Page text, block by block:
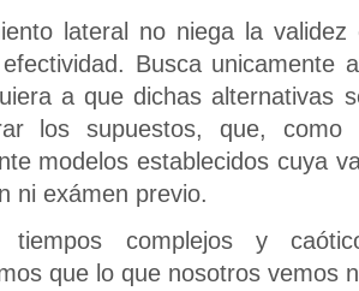
lateral no niega la
Busca unicamente
a que dichas alternativas
los supuestos, que,
modelos establecidos cuya
ni exámen previo.
complejos y
que lo que nosotros vemos